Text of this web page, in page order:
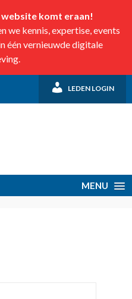
komt eraan!
we kennis, expertise, events
één vernieuwde digitale
LEDEN LOGIN
MENU